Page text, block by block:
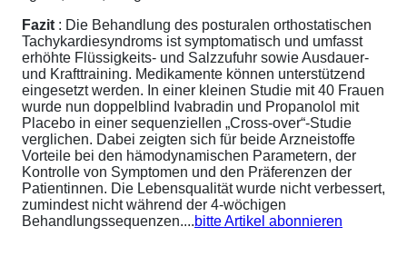
Fazit : Die Behandlung des posturalen orthostatischen
Tachykardiesyndroms ist symptomatisch und umfasst
erhöhte Flüssigkeits- und Salzzufuhr sowie Ausdauer-
und Krafttraining. Medikamente können unterstützend
eingesetzt werden. In einer kleinen Studie mit 40 Frauen
wurde nun doppelblind Ivabradin und Propanolol mit
Placebo in einer sequenziellen „Cross-over“-Studie
verglichen. Dabei zeigten sich für beide Arzneistoffe
Vorteile bei den hämodynamischen Parametern, der
Kontrolle von Symptomen und den Präferenzen der
Patientinnen. Die Lebensqualität wurde nicht verbessert,
zumindest nicht während der 4-wöchigen
Behandlungssequenzen....bitte Artikel abonnieren